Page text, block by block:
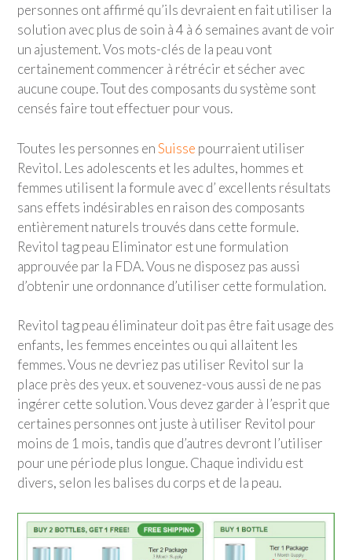
personnes ont affirmé qu’ils devraient en fait utiliser la
solution avec plus de soin à 4 à 6 semaines avant de voir
un ajustement. Vos mots-clés de la peau vont
certainement commencer à rétrécir et sécher avec
aucune coupe. Tout des composants du système sont
censés faire tout effectuer pour vous.
Toutes les personnes enSuisse pourraient utiliser
Revitol. Les adolescents et les adultes, hommes et
femmes utilisent la formule avec d’ excellents résultats
sans effets indésirables en raison des composants
entièrement naturels trouvés dans cette formule.
Revitol tag peau Eliminator est une formulation
approuvée par la FDA. Vous ne disposez pas aussi
d’obtenir une ordonnance d’utiliser cette formulation.
Revitol tag peau éliminateur doit pas être fait usage des
enfants, les femmes enceintes ou qui allaitent les
femmes. Vous ne devriez pas utiliser Revitol sur la
place près des yeux. et souvenez-vous aussi de ne pas
ingérer cette solution. Vous devez garder à l’esprit que
certaines personnes ont juste à utiliser Revitol pour
moins de 1 mois, tandis que d’autres devront l’utiliser
pour une période plus longue. Chaque individu est
divers, selon les balises du corps et de la peau.